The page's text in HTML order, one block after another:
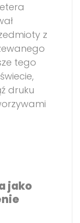
z
tego
druku
jako